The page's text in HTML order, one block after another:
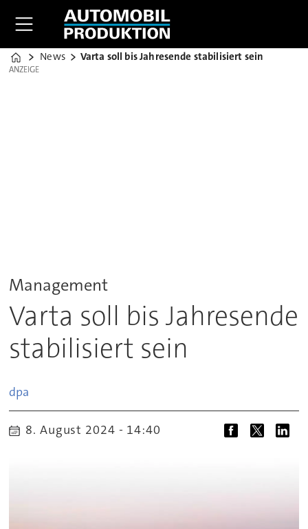
Home
News Varta soll bis Jahresende stabilisiert sein
ANZEIGE
ANZEIGE
Management
Varta soll bis Jahresende
stabilisiert sein
dpa
8. August 2024 - 14:40